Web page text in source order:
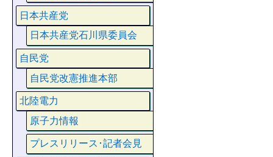
日本共産党
日本共産党石川県委員会
自民党
自民党改憲推進本部
北陸電力
原子力情報
プレスリリース･記者会見